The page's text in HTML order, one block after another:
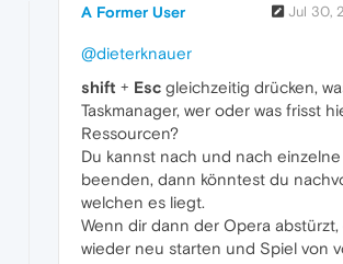
A Former User Jul 30,
@dieterknauer
shift + Esc gleichzeitig drücken,
Taskmanager, wer oder was frisst
Ressourcen?
Du kannst nach und nach einzelne
beenden, dann könntest du
welchen es liegt.
Wenn dir dann der Opera
wieder neu starten und Spiel von